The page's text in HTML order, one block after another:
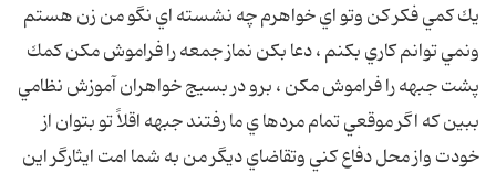
يك كمي فكر كن وتو اي خواهرم چه نشسته اي نگو من زن هستم
ونمي توانم كاري بكنم ، دعا بكن نماز جمعه را فراموش مكن كمك
پشت جبهه را فراموش مكن ، برو در بسيج خواهران آموزش نظامي
ببين كه اگر موقعي تمام مردها ي ما رفتند جبهه اقلاً تو بتوان از
خودت واز محل دفاع كني وتقاضاي ديگر من به شما امت ايثارگر اين